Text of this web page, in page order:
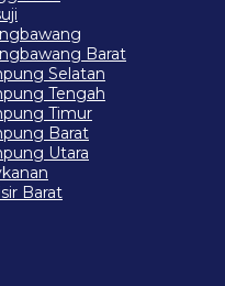
Barat
Selatan
Tengah
Timur
Barat
Utara
Barat